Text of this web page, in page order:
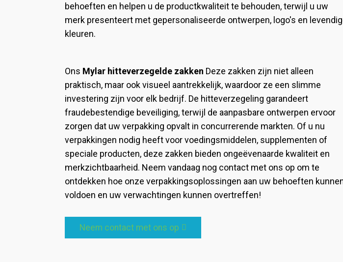
behoeften en helpen u de productkwaliteit te behouden, terwijl u uw
merk presenteert met gepersonaliseerde ontwerpen, logo's en
kleuren.
Ons Mylar hitteverzegelde zakken Deze zakken zijn niet alleen
praktisch, maar ook visueel aantrekkelijk, waardoor ze een slimme
investering zijn voor elk bedrijf. De hitteverzegeling garandeert
fraudebestendige beveiliging, terwijl de aanpasbare ontwerpen ervoor
zorgen dat uw verpakking opvalt in concurrerende markten. Of u nu
verpakkingen nodig heeft voor voedingsmiddelen, supplementen of
speciale producten, deze zakken bieden ongeëvenaarde kwaliteit en
merkzichtbaarheid. Neem vandaag nog contact met ons op om te
ontdekken hoe onze verpakkingsoplossingen aan uw behoeften
voldoen en uw verwachtingen kunnen overtreffen!
Neem contact met ons op